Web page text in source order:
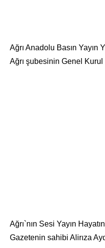
Ağrı Anadolu Basın Yayın
Ağrı şubesinin Genel Kurul
Ağrı`nın Sesi Yayın
Gazetenin sahibi Alirıza